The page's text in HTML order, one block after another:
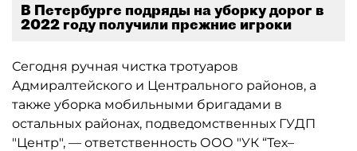
В Петербурге подряды на уборку дорог в
2022 году получили прежние игроки
Сегодня ручная чистка тротуаров
Адмиралтейского и Центрального районов, а
также уборка мобильными бригадами в
остальных районах, подведомственных ГУДП
"Центр", — ответственность ООО "УК “Тех–